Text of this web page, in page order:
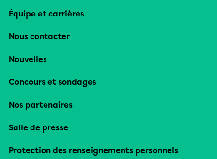
Équipe et carrières
Nous contacter
Nouvelles
Concours et sondages
Nos partenaires
Salle de presse
Protection des renseignements personnels